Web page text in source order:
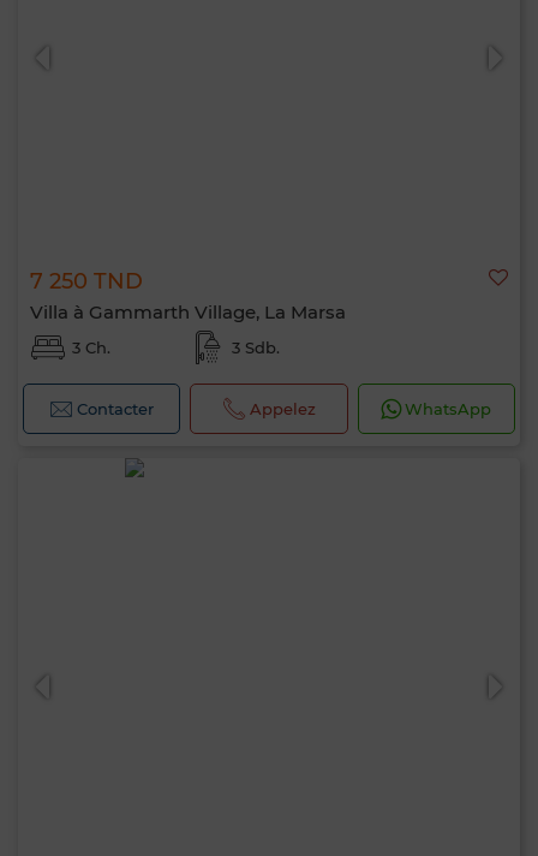
7 250 TND
Villa à Gammarth Village, La Marsa
3 Ch. 3 Sdb.
Contacter Appelez WhatsApp